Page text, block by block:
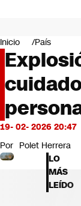
Negocios
Deportes
Programas
Cultura
Servicios
Bits
CNN tiempo
Futuro 360
Opinión
Inicio País
19- 02- 2026 20:47
Por Polet Herrera
LO
MÁS
LEÍDO